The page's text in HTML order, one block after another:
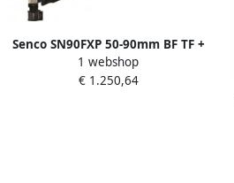
Senco SN90FXP 50-90mm BF TF +
koffer 2K2001N
1 webshop
€ 1.250,64